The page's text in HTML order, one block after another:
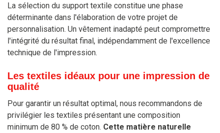
La sélection du support textile constitue une phase
déterminante dans l'élaboration de votre projet de
personnalisation. Un vêtement inadapté peut compromettre
l'intégrité du résultat final, indépendamment de l'excellence
technique de l'impression.
Les textiles idéaux pour une impression de
qualité
Pour garantir un résultat optimal, nous recommandons de
privilégier les textiles présentant une composition
minimum de 80 % de coton. Cette matière naturelle